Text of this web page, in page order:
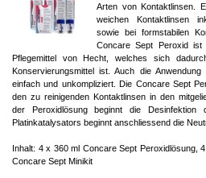
Arten von Kontaktlinsen.
weichen Kontaktlinsen
sowie bei formstabilen
Concare Sept Peroxid ist
Pflegemittel von Hecht, welches sich
Konservierungsmittel ist. Auch die
einfach und unkompliziert. Die Concare Sept
den zu reinigenden Kontaktlinsen in den
der Peroxidlösung beginnt die Desinfektion
Platinkatalysators beginnt anschliessend die
Inhalt: 4 x 360 ml Concare Sept Peroxidlösung,
Concare Sept Minikit